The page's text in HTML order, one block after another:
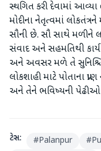
સ્થગિત કરી દેવામાં આવ્યા
મોદીના નેતૃત્વમાં
સૌની છે. સૌ સાથે મળીને
સંવાદ અને સહમતિથી
અને અવસર મળે તે
લોકશાહી માટે પોતાના
અને તેને ભવિષ્યની પેઢીઓ
ટેગ્સ: #Palanpur #